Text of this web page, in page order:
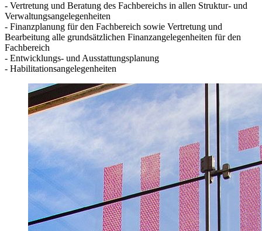
- Vertretung und Beratung des Fachbereichs in allen Struktur- und
Verwaltungsangelegenheiten
- Finanzplanung für den Fachbereich sowie Vertretung und
Bearbeitung alle grundsätzlichen Finanzangelegenheiten für den
Fachbereich
- Entwicklungs- und Ausstattungsplanung
- Habilitationsangelegenheiten